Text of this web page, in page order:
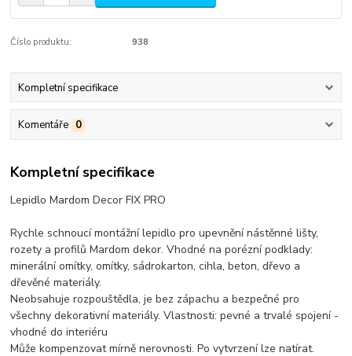
Číslo produktu: 938
Kompletní specifikace
Komentáře 0
Kompletní specifikace
Lepidlo Mardom Decor FIX PRO
Rychle schnoucí montážní lepidlo pro upevnění nástěnné lišty,
rozety a profilů Mardom dekor. Vhodné na porézní podklady:
minerální omítky, omítky, sádrokarton, cihla, beton, dřevo a
dřevěné materiály.
Neobsahuje rozpouštědla, je bez zápachu a bezpečné pro
všechny dekorativní materiály. Vlastnosti: pevné a trvalé spojení -
vhodné do interiéru
Může kompenzovat mírně nerovnosti. Po vytvrzení lze natírat.